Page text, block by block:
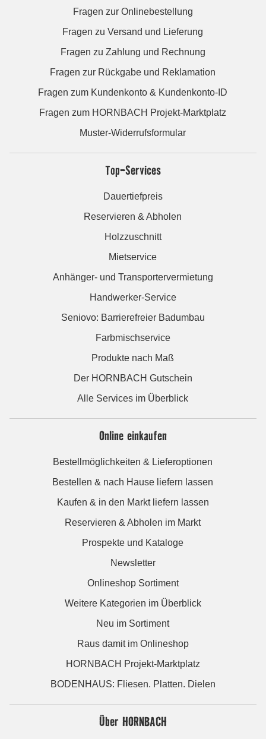
Fragen zur Onlinebestellung
Fragen zu Versand und Lieferung
Fragen zu Zahlung und Rechnung
Fragen zur Rückgabe und Reklamation
Fragen zum Kundenkonto & Kundenkonto-ID
Fragen zum HORNBACH Projekt-Marktplatz
Muster-Widerrufsformular
Top-Services
Dauertiefpreis
Reservieren & Abholen
Holzzuschnitt
Mietservice
Anhänger- und Transportervermietung
Handwerker-Service
Seniovo: Barrierefreier Badumbau
Farbmischservice
Produkte nach Maß
Der HORNBACH Gutschein
Alle Services im Überblick
Online einkaufen
Bestellmöglichkeiten & Lieferoptionen
Bestellen & nach Hause liefern lassen
Kaufen & in den Markt liefern lassen
Reservieren & Abholen im Markt
Prospekte und Kataloge
Newsletter
Onlineshop Sortiment
Weitere Kategorien im Überblick
Neu im Sortiment
Raus damit im Onlineshop
HORNBACH Projekt-Marktplatz
BODENHAUS: Fliesen. Platten. Dielen
Über HORNBACH